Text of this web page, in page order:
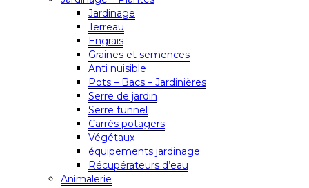
Jardinage
Terreau
Engrais
Graines et semences
Anti nuisible
Pots – Bacs – Jardinières
Serre de jardin
Serre tunnel
Carrés potagers
Végétaux
équipements jardinage
Récupérateurs d’eau
Animalerie